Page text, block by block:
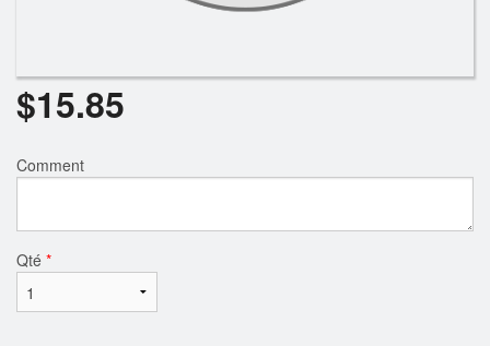
$15.85
Comment
Qté *